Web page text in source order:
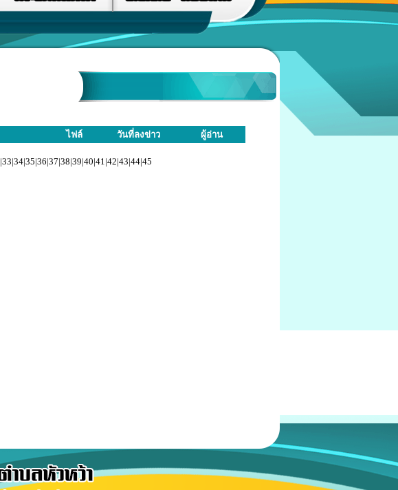
ไฟล์ วันที่ลงข่าว ผู้อ่าน
|33|34|35|36|37|38|39|40|41|42|43|44|45